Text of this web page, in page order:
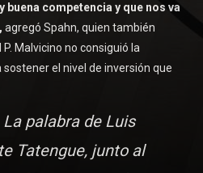
buena competencia y que nos va
agregó Spahn, quien también
Malvicino no consiguió la
el nivel de inversión que
La palabra de Luis
Tatengue, junto al